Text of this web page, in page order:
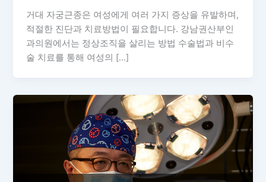
거대 자궁근종은 여성에게 여러 가지 증상을 유발하며,
적절한 진단과 치료방법이 필요합니다. 강남권산부인
과의원에서는 정상조직을 살리는 방법 수술법과 비수
술 치료를 통해 여성의 […]